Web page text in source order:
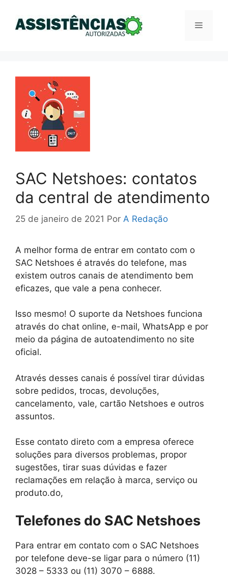
Menu
SAC Netshoes: contatos
da central de atendimento
25 de janeiro de 2021 Por A Redação
A melhor forma de entrar em contato com o
SAC Netshoes é através do telefone, mas
existem outros canais de atendimento bem
eficazes, que vale a pena conhecer.
Isso mesmo! O suporte da Netshoes funciona
através do chat online, e-mail, WhatsApp e por
meio da página de autoatendimento no site
oficial.
Através desses canais é possível tirar dúvidas
sobre pedidos, trocas, devoluções,
cancelamento, vale, cartão Netshoes e outros
assuntos.
Esse contato direto com a empresa oferece
soluções para diversos problemas, propor
sugestões, tirar suas dúvidas e fazer
reclamações em relação à marca, serviço ou
produto.do,
Telefones do SAC Netshoes
Para entrar em contato com o SAC Netshoes
por telefone deve-se ligar para o número (11)
3028 – 5333 ou (11) 3070 – 6888.